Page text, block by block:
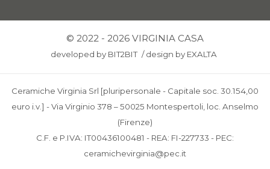
© 2022 - 2026 VIRGINIA CASA
developed by BIT2BIT /design by EXALTA
Ceramiche Virginia Srl [pluripersonale - Capitale soc. 30.154,00
euro i.v.] - Via Virginio 378 – 50025 Montespertoli, loc. Anselmo
(Firenze)
C.F. e P.IVA: IT00436100481 - REA: FI-227733 - PEC:
ceramichevirginia@pec.it